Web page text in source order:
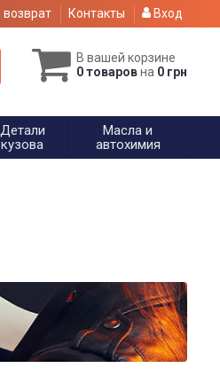
возврат Контакты Вход
В вашей корзине
0 товаровна 0 грн
Детали
кузова
Масла и
автохимия